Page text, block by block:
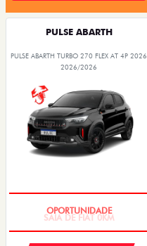
PULSE ABARTH
PULSE ABARTH TURBO 270 FLEX AT 4P 2026
2026/2026